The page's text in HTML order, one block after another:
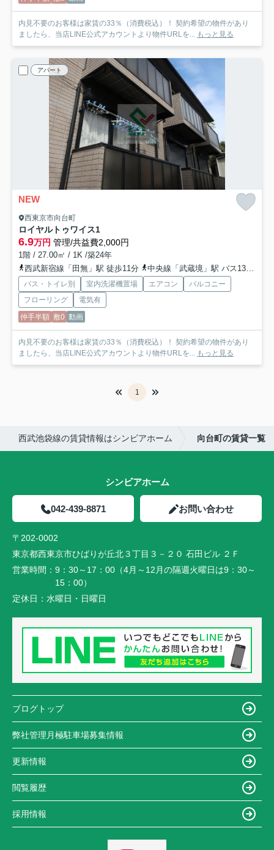
内見不要のお客様は家賃の33％（消費税込）！ 契約希望の物件があり
ましたら、当店LINE公式アカウントより物件URLを... もっと見る
アパート
NEW
西東京市向台町
ロイヤルトゥワイス1
6.9万円 管理/共益費2,000円
1階 / 27.00㎡ / 1K /築24年
西武新宿線「田無」駅 徒歩11分
中央線「武蔵境」駅 バス13分 西武バス「向台町一丁目」 停歩5分
バス・トイレ別 室内洗濯機置場 エアコン
バルコニー
フローリング
電気有
仲手半額 敷0 動画
内見不要のお客様は家賃の33％（消費税込）！ 契約希望の物件があり
ましたら、当店LINE公式アカウントより物件URLを... もっと見る
1
西武池袋線の賃貸情報はシンビアホーム 向台町の賃貸一覧
シンビアホーム
042-439-8871 お問い合わせ
〒202-0002
東京都西東京市ひばりが丘北３丁目３－２０ 石田ビル ２Ｆ
営業時間： 9：30～17：00（4月～12月の隔週火曜日は9：30～
15：00）
定休日： 水曜日・日曜日
ブログトップ
弊社管理月極駐車場募集情報
更新情報
閲覧履歴
採用情報